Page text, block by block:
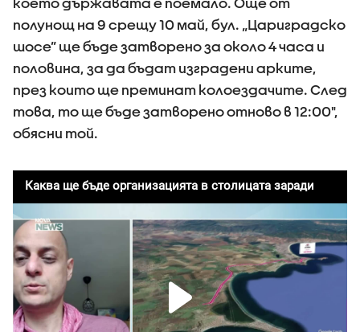
полунощ на 9 срещу 10 май, бул. „Цариградско
шосе” ще бъде затворено за около 4 часа и
половина, за да бъдат изградени арките,
през които ще преминат колоездачите. След
това, то ще бъде затворено отново в 12:00",
обясни той.